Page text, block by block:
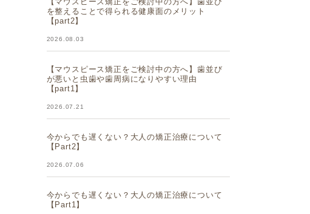
を整えることで得られる健康面のメリット
【part2】
2026.08.03
【マウスピース矯正をご検討中の方へ】歯並び
が悪いと虫歯や歯周病になりやすい理由
【part1】
2026.07.21
今からでも遅くない？大人の矯正治療について
【Part2】
2026.07.06
今からでも遅くない？大人の矯正治療について
【Part1】